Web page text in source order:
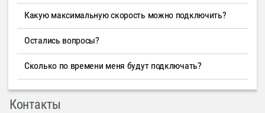
Какую максимальную скорость можно подключить?
Остались вопросы?
Сколько по времени меня будут подключать?
Контакты